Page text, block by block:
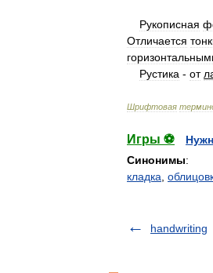
Рукописная
Отличается
Рустика - от
Шрифтовая
Игры ⚽
Синонимы:
кладка
handwriting